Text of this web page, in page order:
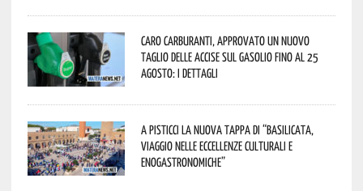
Caro carburanti, approvato un nuovo
taglio delle accise sul gasolio fino al 25
agosto: i dettagli
A Pisticci la nuova tappa di “Basilicata,
viaggio nelle eccellenze culturali e
enogastronomiche”